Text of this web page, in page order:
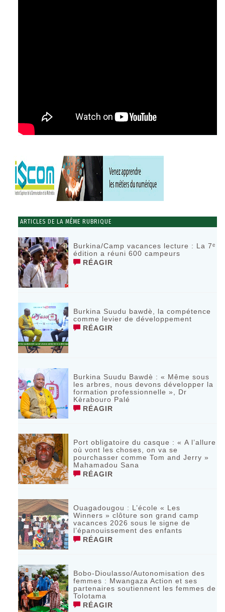
ARTICLES DE LA MÊME RUBRIQUE
Burkina/Camp vacances lecture : La 7ᵉ
édition a réuni 600 campeurs
RÉAGIR
Burkina Suudu bawdè, la compétence
comme levier de développement
RÉAGIR
Burkina Suudu Bawdè : « Même sous
les arbres, nous devons développer la
formation professionnelle », Dr
Kèrabouro Palé
RÉAGIR
Port obligatoire du casque : « A l’allure
où vont les choses, on va se
pourchasser comme Tom and Jerry »
Mahamadou Sana
RÉAGIR
Ouagadougou : L’école « Les
Winners » clôture son grand camp
vacances 2026 sous le signe de
l’épanouissement des enfants
RÉAGIR
Bobo-Dioulasso/Autonomisation des
femmes : Mwangaza Action et ses
partenaires soutiennent les femmes de
Tolotama
RÉAGIR